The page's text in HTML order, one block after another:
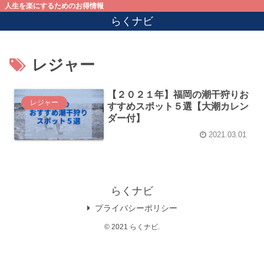
人生を楽にするためのお得情報
らくナビ
レジャー
レジャー
【２０２１年】福岡の潮干狩りお
すすめスポット５選【大潮カレン
ダー付】
2021.03.01
らくナビ
プライバシーポリシー
© 2021 らくナビ.